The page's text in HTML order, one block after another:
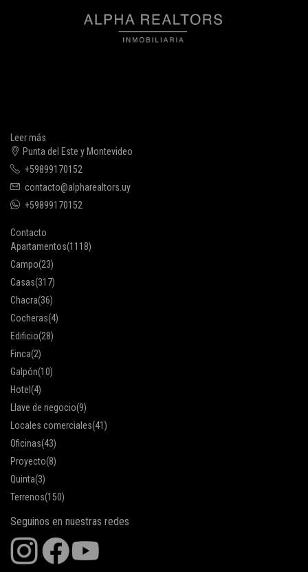
Leer más
Punta del Este y Montevideo
+59899170152
contacto@alpharealtors.uy
+59899170152
Contacto
Apartamentos(1118)
Campo(23)
Casas(317)
Chacra(36)
Cocheras(4)
Edificio(28)
Finca(2)
Galpón(10)
Hotel (4)
Llave de negocio(9)
Locales comerciales(41)
Oficinas(43)
Proyecto(8)
Quinta(3)
Terrenos(150)
Seguinos en nuestras redes